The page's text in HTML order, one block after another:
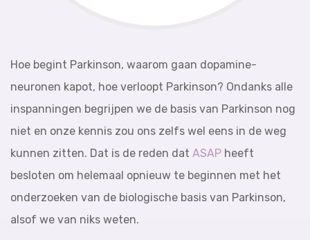
Hoe begint Parkinson, waarom gaan dopamine-
neuronen kapot, hoe verloopt Parkinson? Ondanks alle
inspanningen begrijpen we de basis van Parkinson nog
niet en onze kennis zou ons zelfs wel eens in de weg
kunnen zitten. Dat is de reden dat ASAP heeft
besloten om helemaal opnieuw te beginnen met het
onderzoeken van de biologische basis van Parkinson,
alsof we van niks weten.